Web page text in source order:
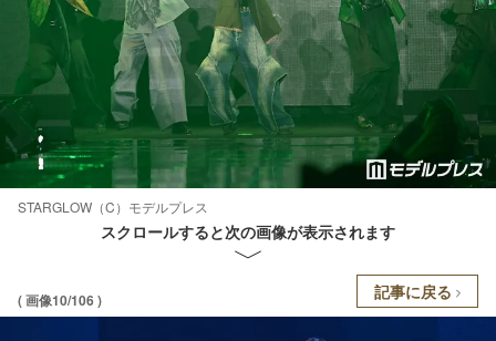
STARGLOW（C）モデルプレス
スクロールすると次の画像が表示されます
( 画像10/106 ) 記事に戻る